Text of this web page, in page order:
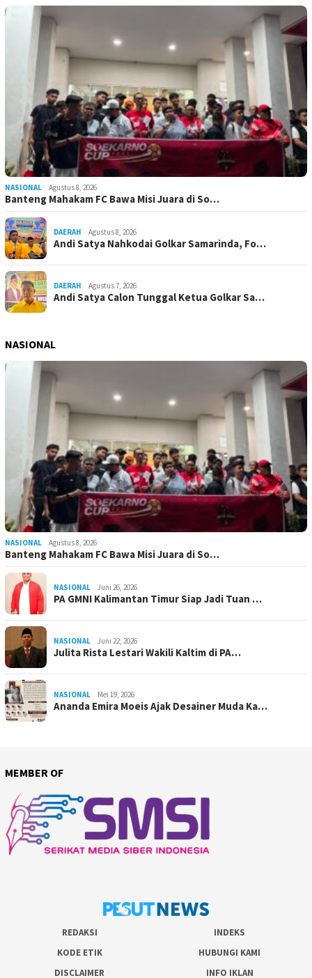
NASIONAL Agustus 8, 2026
Banteng Mahakam FC Bawa Misi Juara di So…
DAERAH Agustus 8, 2026
Andi Satya Nahkodai Golkar Samarinda, Fo…
DAERAH Agustus 7, 2026
Andi Satya Calon Tunggal Ketua Golkar Sa…
NASIONAL
NASIONAL Agustus 8, 2026
Banteng Mahakam FC Bawa Misi Juara di So…
NASIONAL Juni 26, 2026
PA GMNI Kalimantan Timur Siap Jadi Tuan …
NASIONAL Juni 22, 2026
Julita Rista Lestari Wakili Kaltim di PA…
NASIONAL Mei 19, 2026
Ananda Emira Moeis Ajak Desainer Muda Ka…
MEMBER OF
REDAKSI
INDEKS
KODE ETIK
HUBUNGI KAMI
DISCLAIMER
INFO IKLAN